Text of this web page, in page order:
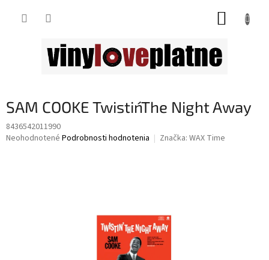
SAM COOKE Twistin´The Night Away
8436542011990
Priemerné
Neohodnotené Podrobnosti hodnotenia Značka: WAX Time